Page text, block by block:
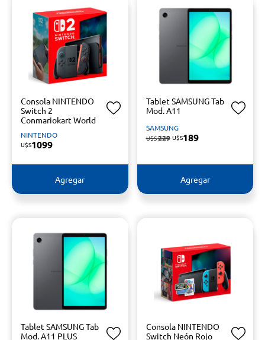
Consola NINTENDO
Switch 2
Conmariokart World
NINTENDO
U$S1099
Agregar
Tablet SAMSUNG Tab
Mod. A11
SAMSUNG
U$S229 U$S189
Agregar
Tablet SAMSUNG Tab
Mod. A11 PLUS
Consola NINTENDO
Switch Neón Rojo